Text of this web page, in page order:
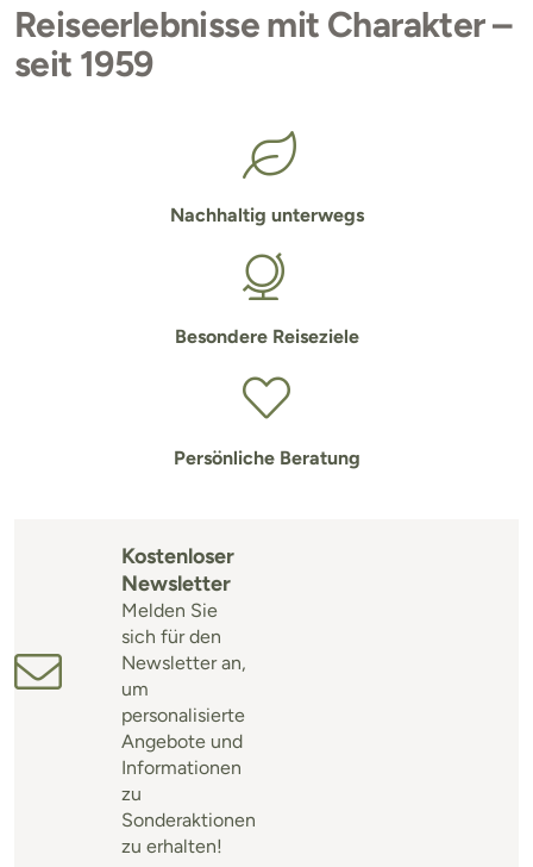
Reiseerlebnisse mit Charakter –
seit 1959
Nachhaltig unterwegs
Besondere Reiseziele
Persönliche Beratung
Kostenloser
Newsletter
Melden Sie
sich für den
Newsletter an,
um
personalisierte
Angebote und
Informationen
zu
Sonderaktionen
zu erhalten!